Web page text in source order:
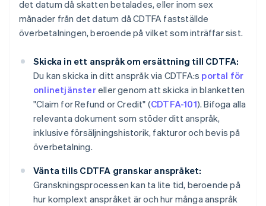
det datum då skatten betalades, eller inom sex
månader från det datum då CDTFA fastställde
överbetalningen, beroende på vilket som inträffar sist.
Skicka in ett anspråk om ersättning till CDTFA:
Du kan skicka in ditt anspråk via CDTFA:s portal för
onlinetjänstereller genom att skicka in blanketten
"Claim for Refund or Credit" (CDTFA-101). Bifoga alla
relevanta dokument som stöder ditt anspråk,
inklusive försäljningshistorik, fakturor och bevis på
överbetalning.
Vänta tills CDTFA granskar anspråket:
Granskningsprocessen kan ta lite tid, beroende på
hur komplext anspråket är och hur många anspråk